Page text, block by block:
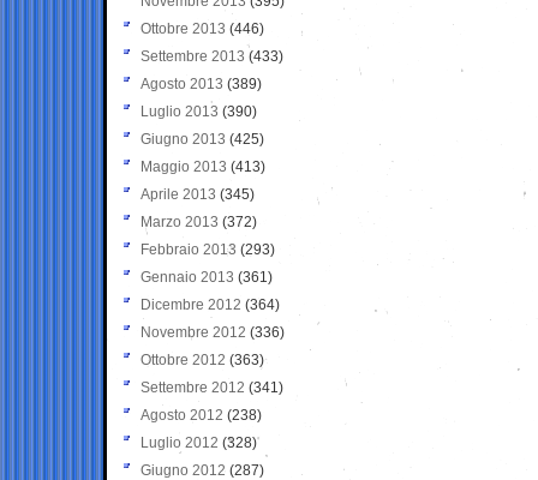
Ottobre 2013 (446)
Settembre 2013 (433)
Agosto 2013 (389)
Luglio 2013 (390)
Giugno 2013 (425)
Maggio 2013 (413)
Aprile 2013 (345)
Marzo 2013 (372)
Febbraio 2013 (293)
Gennaio 2013 (361)
Dicembre 2012 (364)
Novembre 2012 (336)
Ottobre 2012 (363)
Settembre 2012 (341)
Agosto 2012 (238)
Luglio 2012 (328)
Giugno 2012 (287)